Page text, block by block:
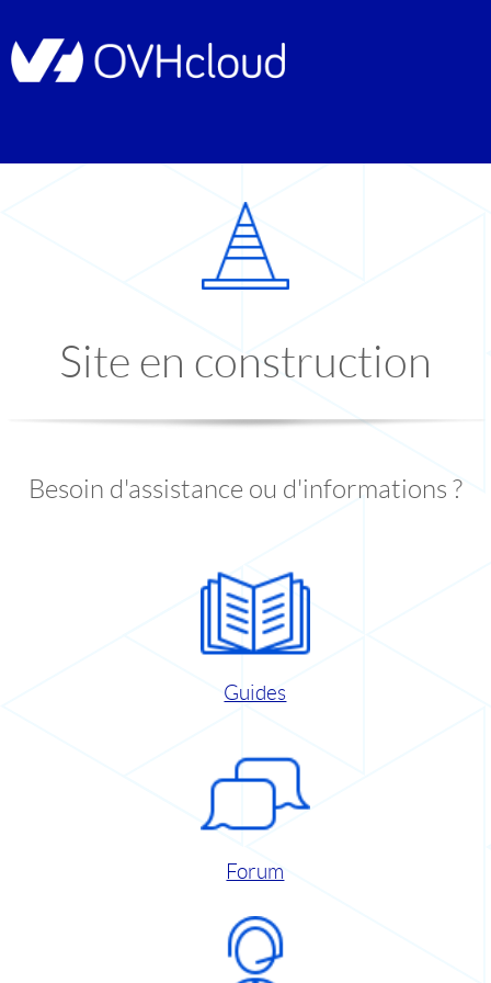
Site en construction
Besoin d'assistance ou d'informations ?
Guides
Forum